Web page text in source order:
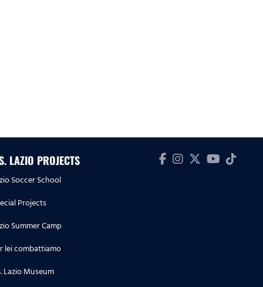
LAZIO PROJECTS
Soccer School
Projects
Summer Camp
lei combattiamo
Lazio Museum